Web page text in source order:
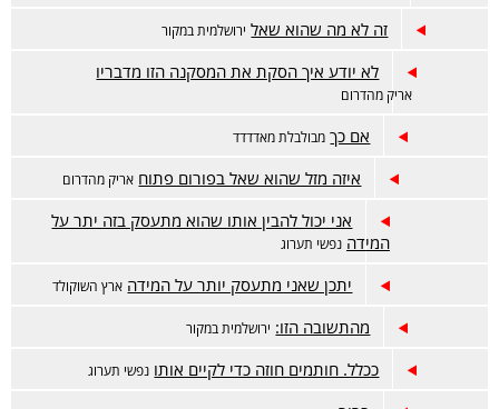
זה לא מה שהוא שאל ירושלמית במקור
לא יודע איך הסקת את המסקנה הזו מדבריו
אריק מהדרום
אם כך מבולבלת מאדדדד
איזה מזל שהוא שאל בפורום פתוח אריק מהדרום
אני יכול להבין אותו שהוא מתעסק בזה יתר על
המידה נפשי תערוג
יתכן שאני מתעסק יותר על המידה ארץ השוקולד
מהתשובה הזו: ירושלמית במקור
ככלל. חותמים חוזה כדי לקיים אותו נפשי תערוג